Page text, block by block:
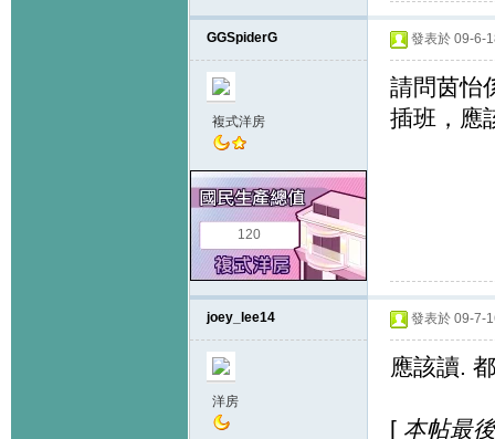
GGSpiderG
複式洋房
120
發表於 09-6-
請問茵怡
插班，應
joey_lee14
洋房
發表於 09-7-
應該讀.
[ 本帖最